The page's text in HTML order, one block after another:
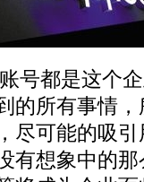
号都是这个
的所有事情
尽可能的吸
有想象中的